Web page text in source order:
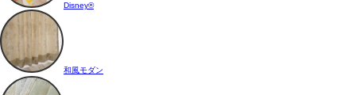
Disney®
和風モダン